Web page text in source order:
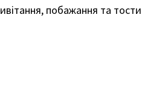
побажання та тости